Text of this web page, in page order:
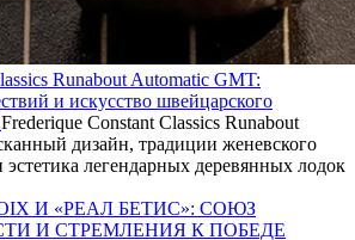
Runabout Automatic GMT:
и искусство швейцарского
Frederique Constant Classics Runabout
дизайн, традиции женевского
эстетика легендарных деревянных лодок